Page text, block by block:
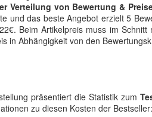
Verteilung von Bewertung &
und das beste Angebot erzielt 5
Beim Artikelpreis muss im
in Abhängigkeit von den
präsentiert die Statistik zum
zu diesen Kosten der Bestseller: